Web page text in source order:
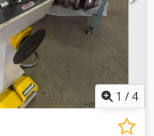
1 /4